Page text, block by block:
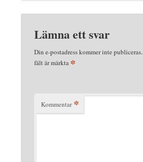
Lämna ett svar
Din e-postadress kommer inte publiceras.
fält är märkta *
Kommentar *